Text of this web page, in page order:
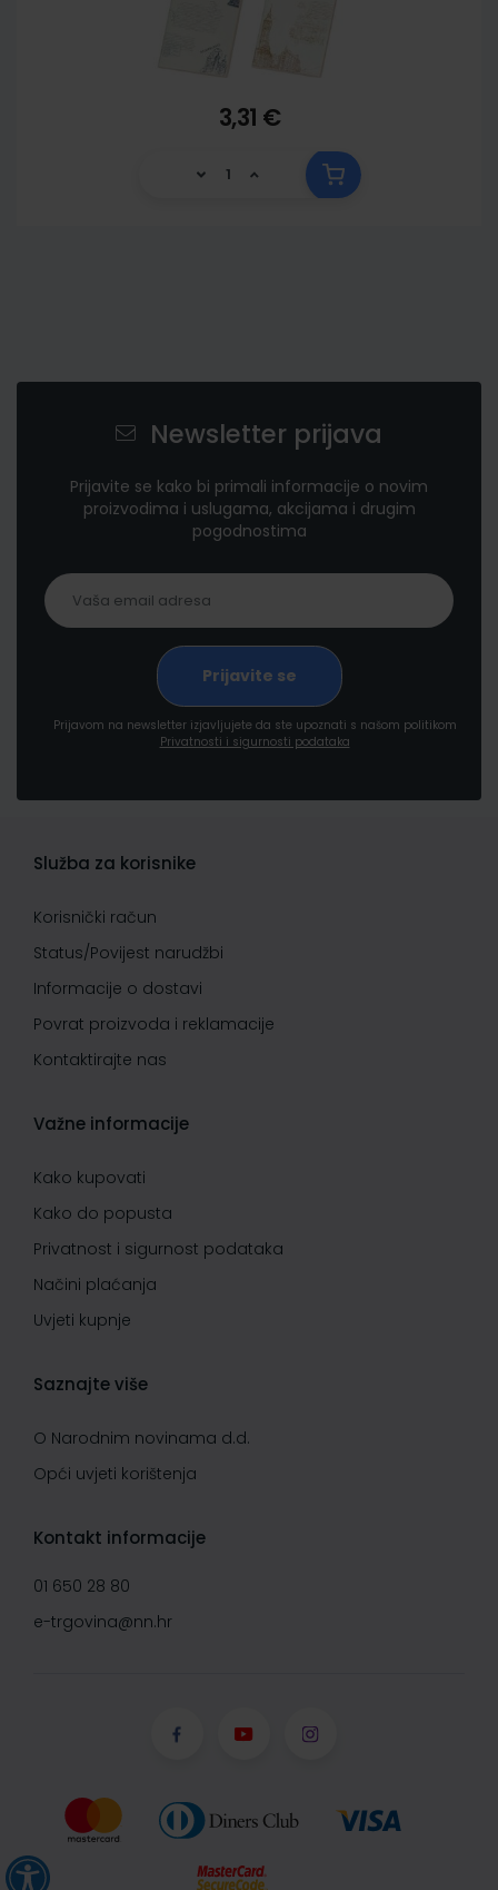
3,31 €
Newsletter prijava
Prijavite se kako bi primali informacije o novim
proizvodima i uslugama, akcijama i drugim
pogodnostima
Prijavom na newsletter izjavljujete da ste upoznati s našom politikom
Privatnosti i sigurnosti podataka
Služba za korisnike
Korisnički račun
Status/Povijest narudžbi
Informacije o dostavi
Povrat proizvoda i reklamacije
Kontaktirajte nas
Važne informacije
Kako kupovati
Kako do popusta
Privatnost i sigurnost podataka
Načini plaćanja
Uvjeti kupnje
Saznajte više
O Narodnim novinama d.d.
Opći uvjeti korištenja
Kontakt informacije
01 650 28 80
e-trgovina@nn.hr